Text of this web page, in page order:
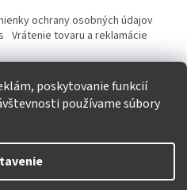
poskytovanie funkcií
používame súbory
ochrany osobných údajov
Vrátenie tovaru a reklamácie
optimalizácia